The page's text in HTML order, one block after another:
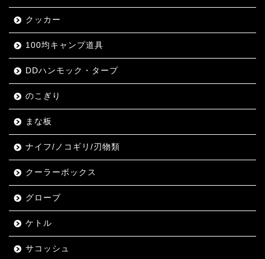
クッカー
100均キャンプ道具
DDハンモック・タープ
のこぎり
まな板
ナイフ/ノコギリ/刃物類
クーラーボックス
グローブ
ケトル
サコッシュ